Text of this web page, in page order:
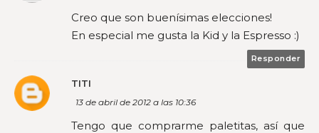
Creo que son buenísimas elecciones!
En especial me gusta la Kid y la Espresso :)
Responder
TITI
13 de abril de 2012 a las 10:36
Tengo que comprarme paletitas, así que